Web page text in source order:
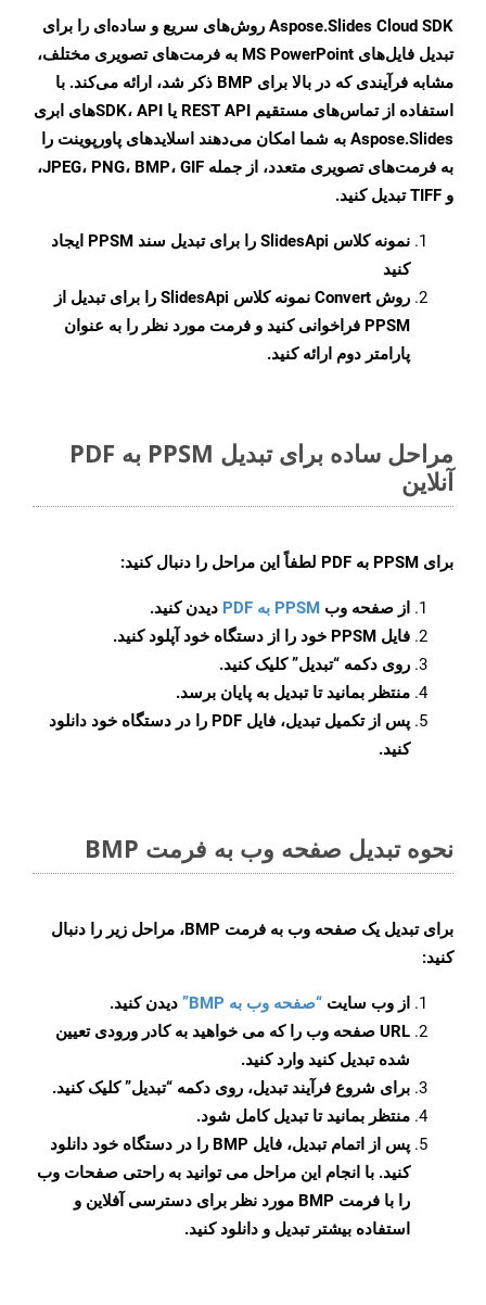
Aspose.Slides Cloud SDK روش‌های سریع و ساده‌ای را برای
تبدیل فایل‌های MS PowerPoint به فرمت‌های تصویری مختلف،
مشابه فرآیندی که در بالا برای BMP ذکر شد، ارائه می‌کند. با
استفاده از تماس‌های مستقیم REST API یا SDK، APIهای ابری
Aspose.Slides به شما امکان می‌دهند اسلایدهای پاورپوینت را
به فرمت‌های تصویری متعدد، از جمله JPEG، PNG، BMP، GIF،
و TIFF تبدیل کنید.
نمونه کلاس SlidesApi
را برای تبدیل سند PPSM ایجاد
کنید
روش Convert
نمونه کلاس SlidesApi را برای تبدیل از
PPSM فراخوانی کنید و فرمت مورد نظر را به عنوان
پارامتر دوم ارائه کنید.
مراحل ساده برای تبدیل PPSM به PDF
آنلاین
برای PPSM به PDF لطفاً این مراحل را دنبال کنید:
از صفحه وب PPSM به PDF
دیدن کنید.
فایل PPSM خود را از دستگاه خود آپلود کنید.
روی دکمه “تبدیل”کلیک کنید.
منتظر بمانید تا تبدیل به پایان برسد.
پس از تکمیل تبدیل، فایل PDF را در دستگاه خود دانلود
کنید.
نحوه تبدیل صفحه وب به فرمت BMP
برای تبدیل یک صفحه وب به فرمت BMP، مراحل زیر را دنبال
کنید:
از وب سایت “صفحه وب به BMP”
دیدن کنید.
URL صفحه وب را که می خواهید به کادر ورودی تعیین
شده تبدیل کنید وارد کنید.
برای شروع فرآیند تبدیل، روی دکمه “تبدیل” کلیک کنید.
منتظر بمانید تا تبدیل کامل شود.
پس از اتمام تبدیل، فایل BMP را در دستگاه خود دانلود
کنید. با انجام این مراحل می توانید به راحتی صفحات وب
را با فرمت BMP مورد نظر برای دسترسی آفلاین و
استفاده بیشتر تبدیل و دانلود کنید.